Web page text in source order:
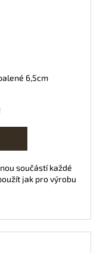
6,5cm
součástí každé
jak pro výrobu